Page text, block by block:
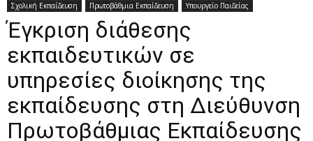
Σχολική Εκπαίδευση Πρωτοβάθμια Εκπαίδευση Υπουργείο Παιδείας
Έγκριση διάθεσης
εκπαιδευτικών σε
υπηρεσίες διοίκησης της
εκπαίδευσης στη Διεύθυνση
Πρωτοβάθμιας Εκπαίδευσης